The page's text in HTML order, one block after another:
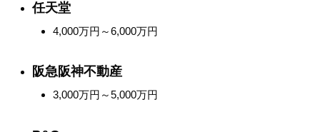
任天堂
4,000万円～6,000万円
阪急阪神不動産
3,000万円～5,000万円